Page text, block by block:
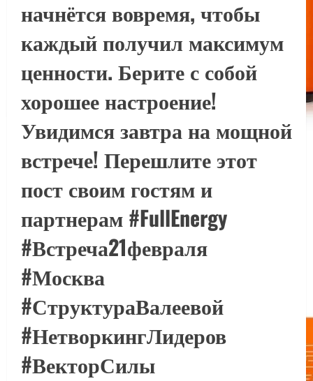
начнётся вовремя, чтобы
каждый получил максимум
ценности. Берите с собой
хорошее настроение!
Увидимся завтра на мощной
встрече! Перешлите этот
пост своим гостям и
партнерам #FullEnergy
#Встреча21февраля
#Москва
#СтруктураВалеевой
#НетворкингЛидеров
#ВекторСилы